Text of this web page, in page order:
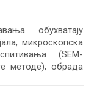
обухватају
микроскопска
(SEM-
методе); обрада